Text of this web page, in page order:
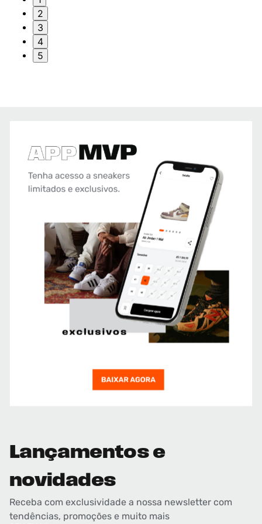
2
3
4
5
Lançamentos e
novidades
Receba com exclusividade a nossa newsletter com
tendências, promoções e muito mais